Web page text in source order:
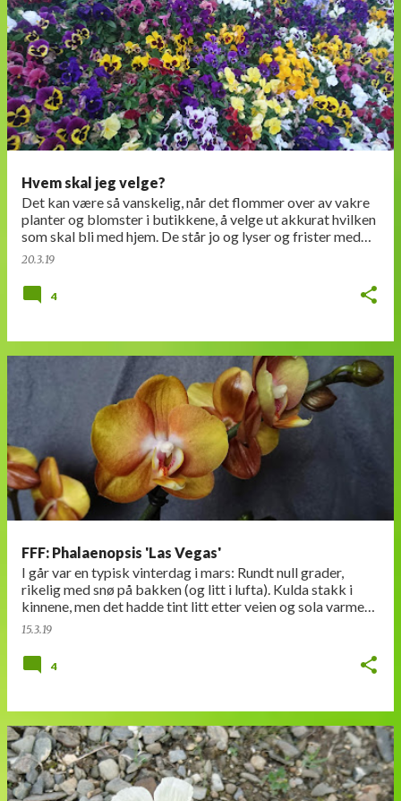
Hvem skal jeg velge?
Det kan være så vanskelig, når det flommer over av vakre
planter og blomster i butikkene, å velge ut akkurat hvilken
som skal bli med hjem. De står jo og lyser og frister med
blomstene åpne, alle sam…
20.3.19
4
FFF: Phalaenopsis 'Las Vegas'
I går var en typisk vinterdag i mars: Rundt null grader,
rikelig med snø på bakken (og litt i lufta). Kulda stakk i
kinnene, men det hadde tint litt etter veien og sola varmet
da den tittet fram. Jo…
15.3.19
4